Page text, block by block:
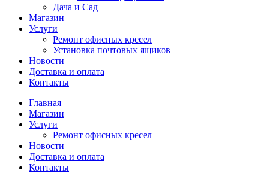
Дача и Сад
Магазин
Услуги
Ремонт офисных кресел
Установка почтовых ящиков
Новости
Доставка и оплата
Контакты
Главная
Магазин
Услуги
Ремонт офисных кресел
Новости
Доставка и оплата
Контакты